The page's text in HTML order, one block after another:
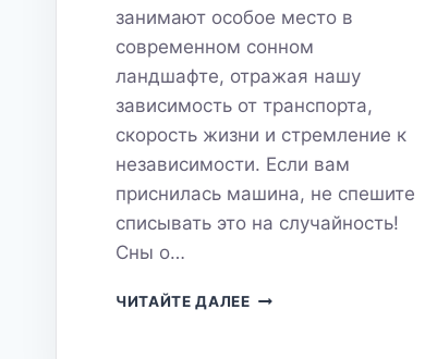
занимают особое место в
современном сонном
ландшафте, отражая нашу
зависимость от транспорта,
скорость жизни и стремление к
независимости. Если вам
приснилась машина, не спешите
списывать это на случайность!
Сны о…
ЧИТАЙТЕ ДАЛЕЕСНЫ